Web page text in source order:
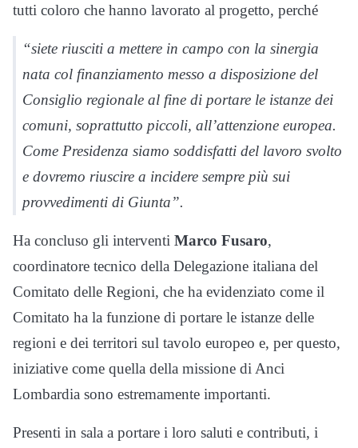
tutti coloro che hanno lavorato al progetto, perché
“siete riusciti a mettere in campo con la sinergia
nata col finanziamento messo a disposizione del
Consiglio regionale al fine di portare le istanze dei
comuni, soprattutto piccoli, all’attenzione europea.
Come Presidenza siamo soddisfatti del lavoro svolto
e dovremo riuscire a incidere sempre più sui
provvedimenti di Giunta”.
Ha concluso gli interventi Marco Fusaro,
coordinatore tecnico della Delegazione italiana del
Comitato delle Regioni, che ha evidenziato come il
Comitato ha la funzione di portare le istanze delle
regioni e dei territori sul tavolo europeo e, per questo,
iniziative come quella della missione di Anci
Lombardia sono estremamente importanti.
Presenti in sala a portare i loro saluti e contributi, i